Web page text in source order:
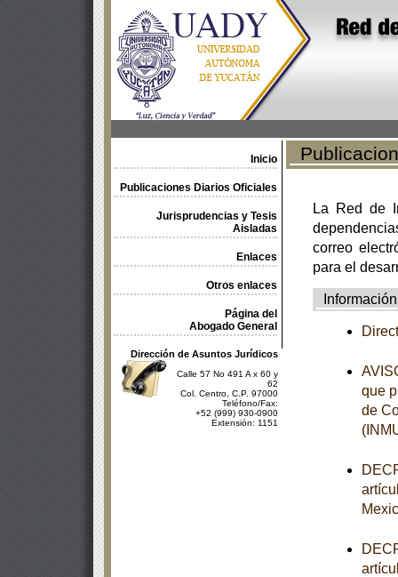
Inicio
Publicaciones Diarios Oficiales
Jurisprudencias y Tesis
Aisladas
Enlaces
Otros enlaces
Página del
Abogado General
Dirección de Asuntos Jurídicos
Calle 57 No 491 A x 60 y
62
Col. Centro, C.P. 97000
Teléfono/Fax:
+52 (999) 930-0900
Extensión: 1151
La Red de
correo
para el
Información
que
de